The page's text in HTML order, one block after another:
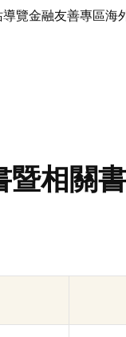
導覽金融友善專區海
暨相關